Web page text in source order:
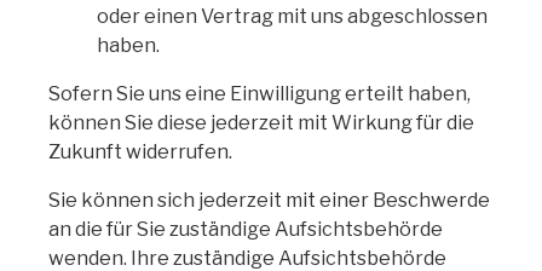
oder einen Vertrag mit uns abgeschlossen
haben.
Sofern Sie uns eine Einwilligung erteilt haben,
können Sie diese jederzeit mit Wirkung für die
Zukunft widerrufen.
Sie können sich jederzeit mit einer Beschwerde
an die für Sie zuständige Aufsichtsbehörde
wenden. Ihre zuständige Aufsichtsbehörde